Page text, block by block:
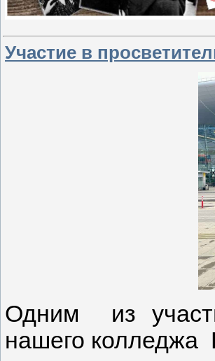
Участие в
Одним из
нашего колледжа